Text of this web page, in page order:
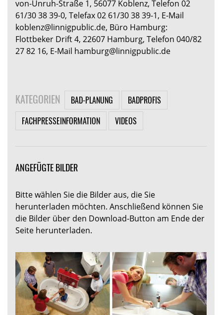
von-Unruh-Straße 1, 56077 Koblenz, Telefon 02
61/30 38 39-0, Telefax 02 61/30 38 39-1, E-Mail
koblenz@linnigpublic.de, Büro Hamburg:
Flottbeker Drift 4, 22607 Hamburg, Telefon 040/82
27 82 16, E-Mail hamburg@linnigpublic.de
KATEGORIEN BAD-PLANUNG
BADPROFIS
FACHPRESSEINFORMATION
VIDEOS
ANGEFÜGTE BILDER
Bitte wählen Sie die Bilder aus, die Sie
herunterladen möchten. Anschließend können Sie
die Bilder über den Download-Button am Ende der
Seite herunterladen.